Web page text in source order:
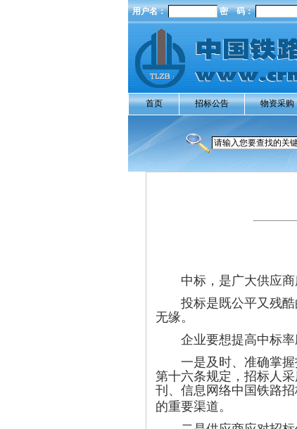
用户名： 密 码：
首页 招标公告 物资采购
中标，是广大供应
投标是既公平又残酷
无缘。
企业要想提高中标率
一是及时、准确掌握招
第十六条规定，招标人
刊、信息网络中国铁路招
的重要渠道。